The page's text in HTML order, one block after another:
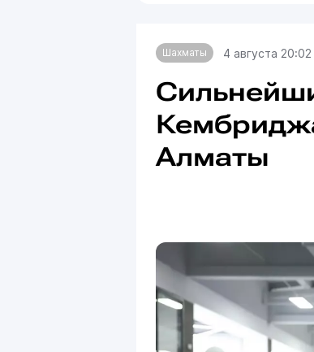
Шахматы 4 августа 20:02
Алматы